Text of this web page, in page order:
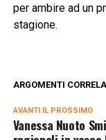
per ambire ad un
stagione.
ARGOMENTI
AVANTI IL ​​PROSSIMO
Vanessa Nuoto